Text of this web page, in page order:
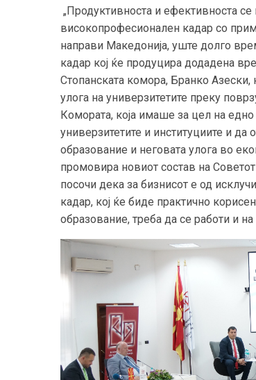
„Продуктивноста и ефективноста
високопрофесионален кадар со
направи Македонија, уште долго
кадар кој ќе продуцира додадена
Стопанската комора, Бранко
улога на универзитетите преку
Комората, која имаше за цел на
универзитетите и институциите и да
образование и неговата улога во
промовира новиот состав на
посочи дека за бизнисот е од
кадар, кој ќе биде практично
образование, треба да се работи и